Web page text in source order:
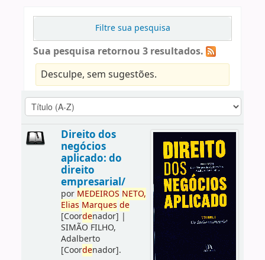
Filtre sua pesquisa
Sua pesquisa retornou 3 resultados.
Desculpe, sem sugestões.
Direito dos
negócios
aplicado: do
direito
empresarial/
por MEDEIROS NETO,
Elias Marques de
[Coordenador] |
SIMÃO FILHO,
Adalberto
[Coordenador].